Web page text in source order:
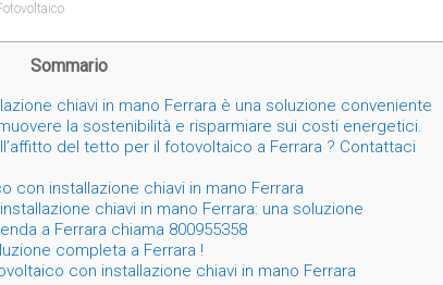
Sommario
chiavi in mano Ferrara è una soluzione conveniente
la sostenibilità e risparmiare sui costi energetici.
del tetto per il fotovoltaico a Ferrara ? Contattaci
installazione chiavi in mano Ferrara
chiavi in mano Ferrara: una soluzione
a Ferrara chiama 800955358
completa a Ferrara !
con installazione chiavi in mano Ferrara